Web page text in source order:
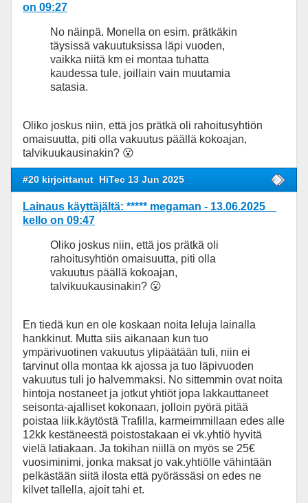
on 09:27
No näinpä. Monella on esim. prätkäkin
täysissä vakuutuksissa läpi vuoden,
vaikka niitä km ei montaa tuhatta
kaudessa tule, joillain vain muutamia
satasia.
Oliko joskus niin, että jos prätkä oli rahoitusyhtiön
omaisuutta, piti olla vakuutus päällä kokoajan,
talvikuukausinakin? 😮
#20 kirjoittanut HiTec 13 Jun 2025
Lainaus käyttäjältä: ***** megaman - 13.06.2025
kello on 09:47
Oliko joskus niin, että jos prätkä oli
rahoitusyhtiön omaisuutta, piti olla
vakuutus päällä kokoajan,
talvikuukausinakin? 😮
En tiedä kun en ole koskaan noita leluja lainalla
hankkinut. Mutta siis aikanaan kun tuo
ympärivuotinen vakuutus ylipäätään tuli, niin ei
tarvinut olla montaa kk ajossa ja tuo läpivuoden
vakuutus tuli jo halvemmaksi. No sittemmin ovat noita
hintoja nostaneet ja jotkut yhtiöt jopa lakkauttaneet
seisonta-ajalliset kokonaan, jolloin pyörä pitää
poistaa liik.käytöstä Trafilla, karmeimmillaan edes alle
12kk kestäneestä poistostakaan ei vk.yhtiö hyvitä
vielä latiakaan. Ja tokihan niillä on myös se 25€
vuosiminimi, jonka maksat jo vak.yhtiölle vähintään
pelkästään siitä ilosta että pyörässäsi on edes ne
kilvet tallella, ajoit tahi et.